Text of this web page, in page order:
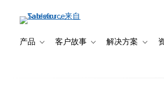
产品 Toggle sub-navigation for 产品
客户故事 Toggle sub-navigation for
解决方案